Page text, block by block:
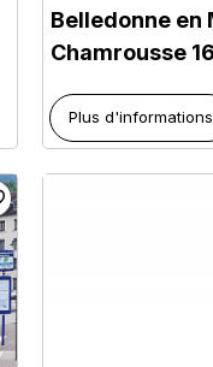
Belledonne en
Chamrousse
Plus d'informations